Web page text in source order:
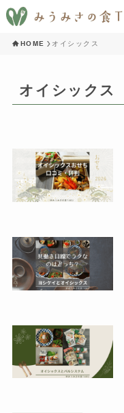
HOME オイシックス
オイシックス